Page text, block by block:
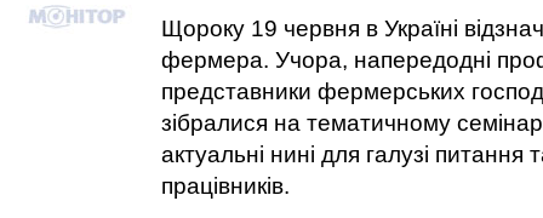
Щороку 19 червня в Україні
фермера. Учора, напередодні
представники фермерських
зібралися на тематичному
актуальні нині для галузі питання
працівників.